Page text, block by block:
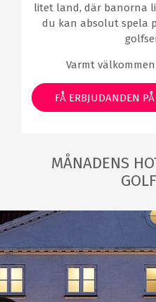
litet land, där banorna
du kan absolut spela
Varmt
FÅ ERBJUDANDEN
MÅNADENS